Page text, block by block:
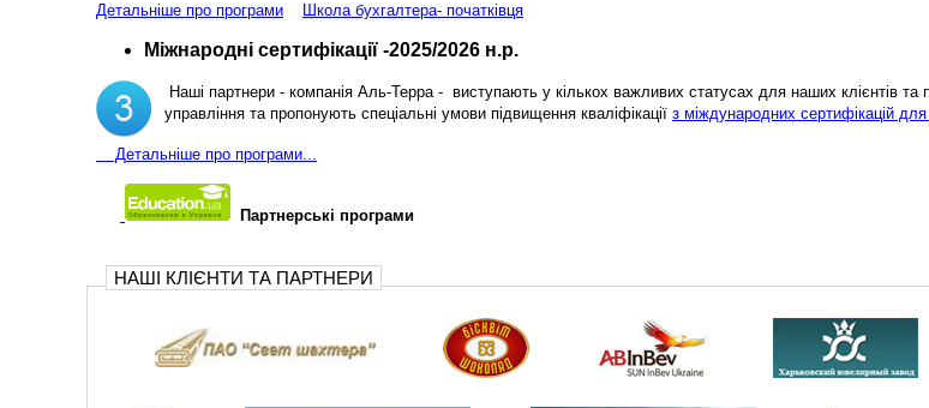
Детальніше про програми Школа бухгалтера- початківця
Міжнародні сертифікації -2025/2026 н.р.
Наші партнери - компанія Аль-Терра - виступають у кількох важливих статусах для наших клієнтів та
управління та пропонують спеціальні умови підвищення кваліфікації з міждународних сертифікацій для
Детальніше про програми...
Партнерські програми
НАШІ КЛІЄНТИ ТА ПАРТНЕРИ